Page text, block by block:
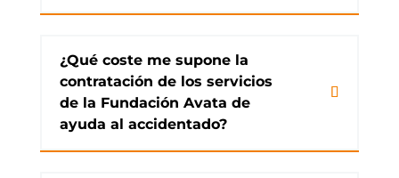
¿Qué coste me supone la
contratación de los servicios
de la Fundación Avata de
ayuda al accidentado?